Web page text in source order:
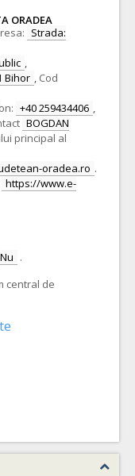
ORADEA
Strada:
,
Bihor , Cod
+40 259434406 ,
BOGDAN
principal al
oradea.ro .
https://www.e-
Nu .
central de